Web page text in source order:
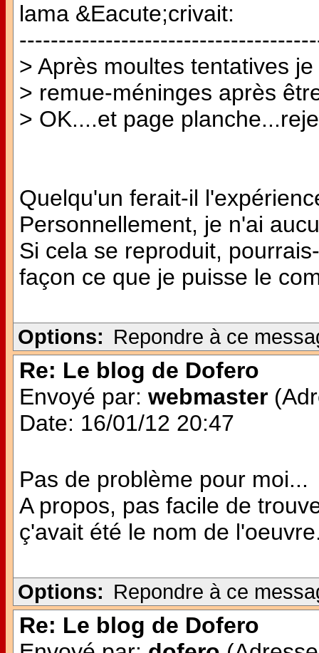
lama &Eacute;crivait:
> Après moultes tentatives
> remue-méninges après
> OK....et page
Quelqu'un ferait-il
Personnellement, je n'ai
Si cela se reproduit,
façon ce que je puisse le
Options: Repondre à ce
Re: Le blog de Dofero
Envoyé par: webmaster
Date: 16/01/12 20:47
Pas de problème pour moi...
A propos, pas facile de
ç'avait été le nom de
Options: Repondre à ce
Re: Le blog de Dofero